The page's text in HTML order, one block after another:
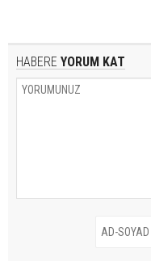
HABERE YORUM KAT